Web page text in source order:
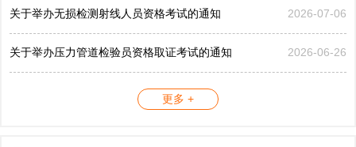
关于举办无损检测射线人员资格考试的通知 2026-07-06
关于举办压力管道检验员资格取证考试的通知 2026-06-26
更多 +